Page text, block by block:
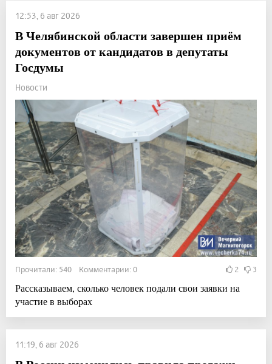
12:53, 6 авг 2026
В Челябинской области завершен приём
документов от кандидатов в депутаты
Госдумы
Новости
Прочитали: 540 Комментарии: 0 2 3
Рассказываем, сколько человек подали свои заявки на
участие в выборах
11:19, 6 авг 2026